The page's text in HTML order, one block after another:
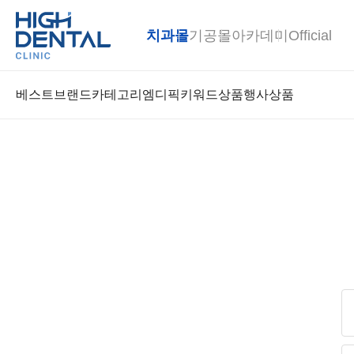
치과몰기공몰아카데미 Official
베스트 브랜드카테고리 엠디픽키워드상품행사상품